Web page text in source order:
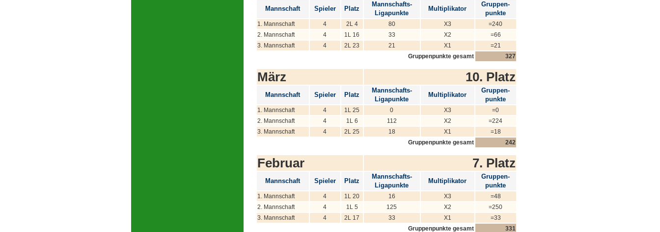
Mannschaft Spieler Platz
Mannschafts-
Ligapunkte
Multiplikator
Gruppen-
punkte
1. Mannschaft 4 2L 4 80 X3
=240
2. Mannschaft
4 1L 16 33 X2
=66
3. Mannschaft
4 2L 23 21 X1
=21
Gruppenpunkte gesamt
327
März 10. Platz
Mannschaft Spieler Platz
Mannschafts-
Ligapunkte
Multiplikator
Gruppen-
punkte
1. Mannschaft 4 1L 25 0 X3
=0
2. Mannschaft
4 1L 6 112 X2
=224
3. Mannschaft
4 2L 25 18 X1
=18
Gruppenpunkte gesamt
242
Februar 7. Platz
Mannschaft Spieler Platz
Mannschafts-
Ligapunkte
Multiplikator
Gruppen-
punkte
1. Mannschaft 4 1L 20 16 X3
=48
2. Mannschaft
4 1L 5 125 X2
=250
3. Mannschaft
4 2L 17 33 X1
=33
Gruppenpunkte gesamt
331